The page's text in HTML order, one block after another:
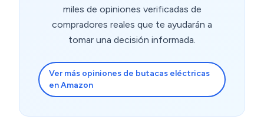
miles de opiniones verificadas de
compradores reales que te ayudarán a
tomar una decisión informada.
Ver más opiniones de butacas eléctricas
en Amazon